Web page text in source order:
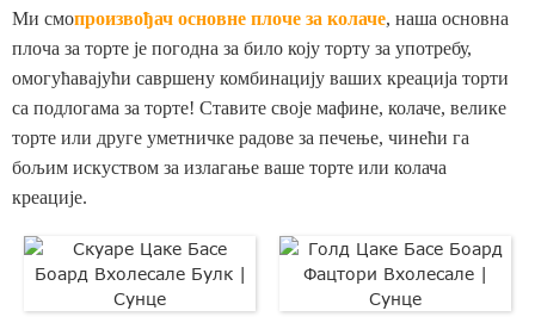
Ми смопроизвођач основне плоче за колаче, наша основна
плоча за торте је погодна за било коју торту за употребу,
омогућавајући савршену комбинацију ваших креација торти
са подлогама за торте! Ставите своје мафине, колаче, велике
торте или друге уметничке радове за печење, чинећи га
бољим искуством за излагање ваше торте или колача
креације.